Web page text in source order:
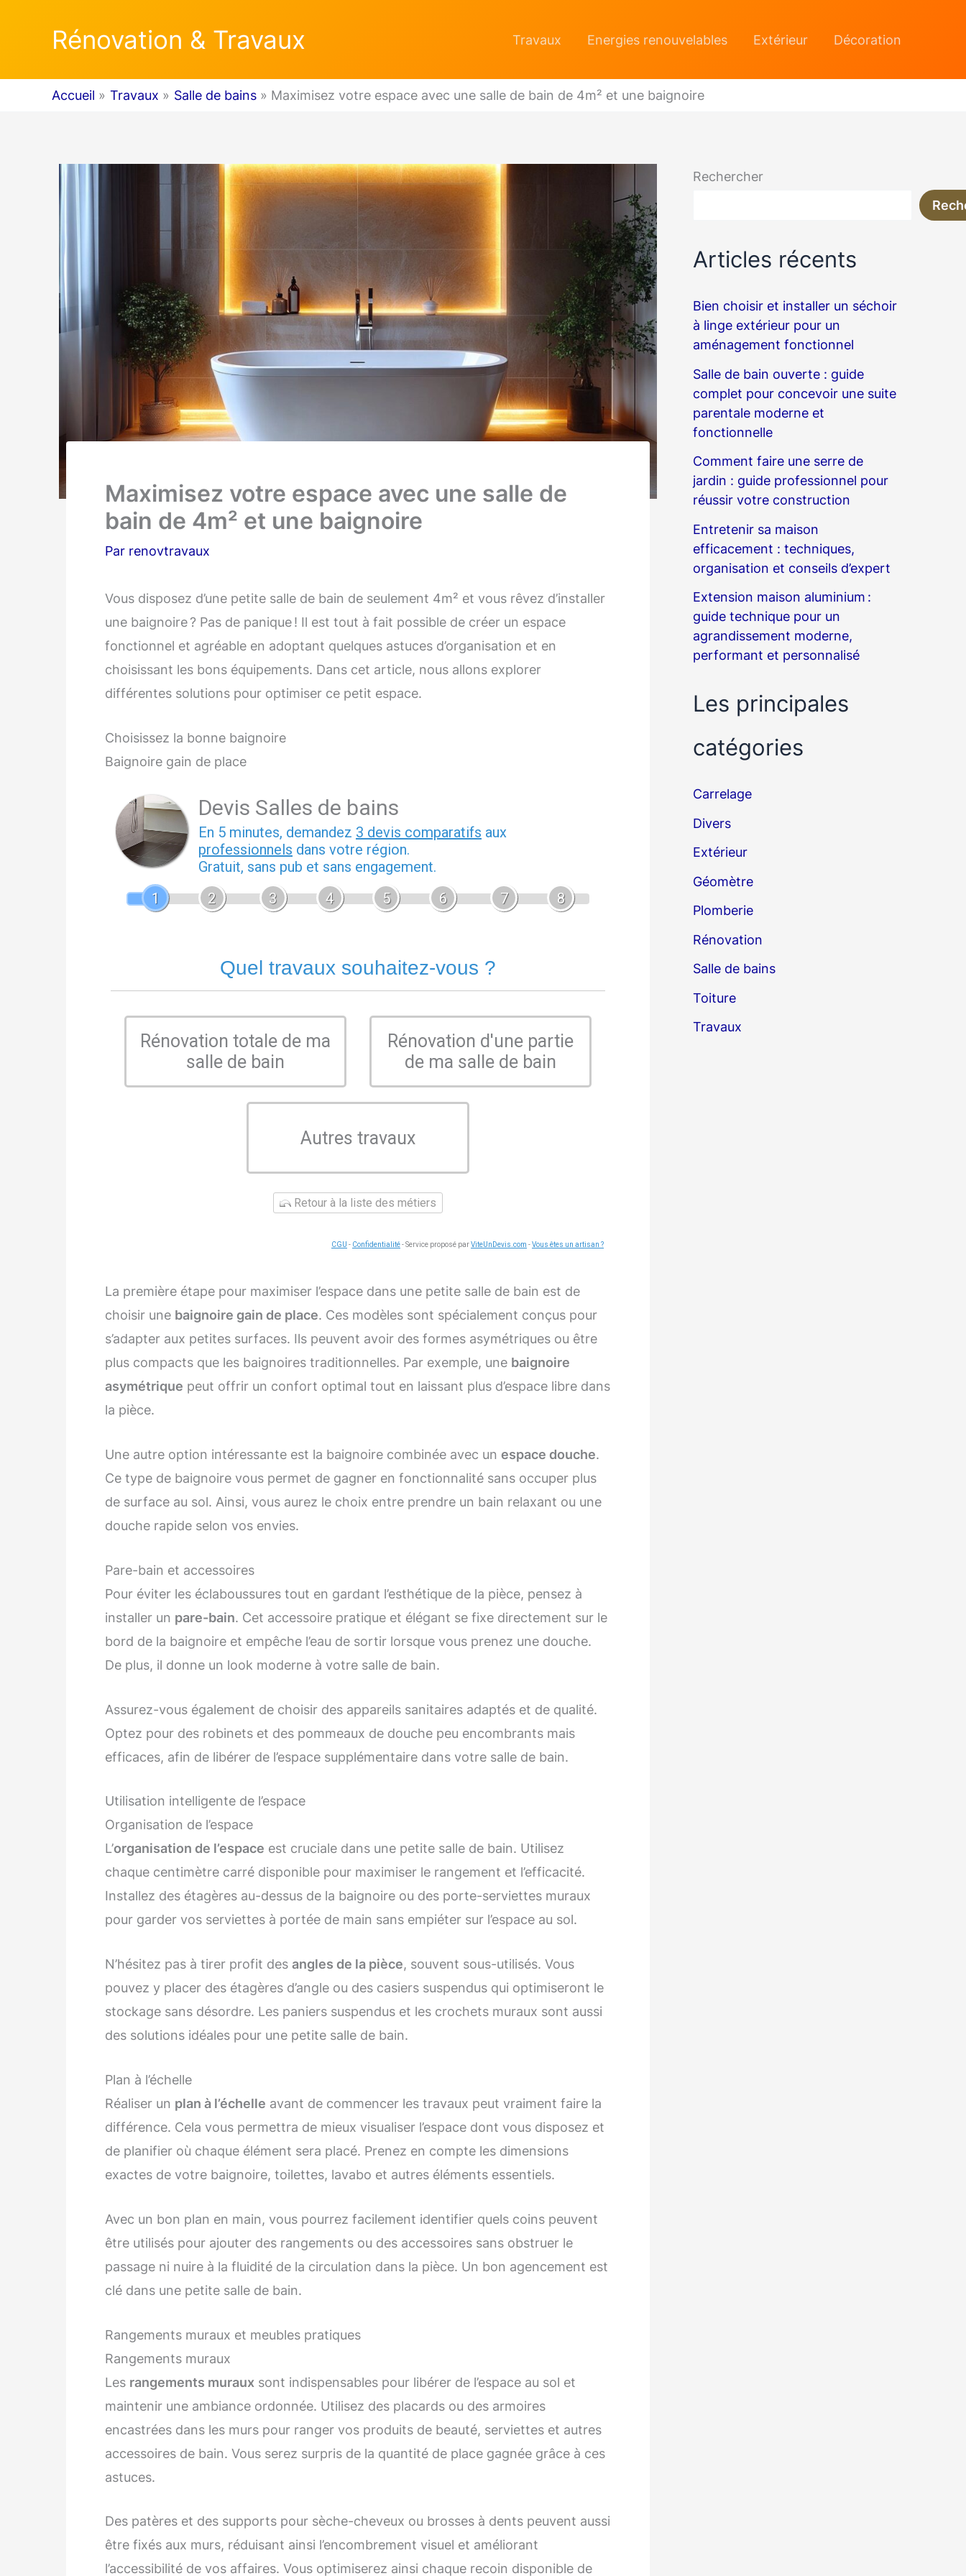
Rénovation & Travaux Travaux Energies renouvelables Extérieur Décoration
Accueil Travaux Salle de bains Maximisez votre espace avec une salle de bain de 4m² et une baignoire
Maximisez votre espace avec une salle de
bain de 4m² et une baignoire
Par renovtravaux
Vous disposez d’une petite salle de bain de seulement 4m² et vous rêvez d’installer
une baignoire ? Pas de panique ! Il est tout à fait possible de créer un espace
fonctionnel et agréable en adoptant quelques astuces d’organisation et en
choisissant les bons équipements. Dans cet article, nous allons explorer
différentes solutions pour optimiser ce petit espace.
Choisissez la bonne baignoire
Baignoire gain de place
Devis Salles de bains
En 5 minutes, demandez 3 devis comparatifs aux
professionnels dans votre région.
Gratuit, sans pub et sans engagement.
1
2 3 4 5 6 7 8
Quel travaux souhaitez-vous ?
Rénovation totale de ma
salle de bain
Rénovation d'une partie
de ma salle de bain
Autres travaux
Retour à la liste des métiers
CGU - Confidentialité- Service proposé parViteUnDevis.com -Vous êtes un artisan ?
La première étape pour maximiser l’espace dans une petite salle de bain est de
choisir une baignoire gain de place. Ces modèles sont spécialement conçus pour
s’adapter aux petites surfaces. Ils peuvent avoir des formes asymétriques ou être
plus compacts que les baignoires traditionnelles. Par exemple, une baignoire
asymétrique peut offrir un confort optimal tout en laissant plus d’espace libre dans
la pièce.
Une autre option intéressante est la baignoire combinée avec un espace douche.
Ce type de baignoire vous permet de gagner en fonctionnalité sans occuper plus
de surface au sol. Ainsi, vous aurez le choix entre prendre un bain relaxant ou une
douche rapide selon vos envies.
Pare-bain et accessoires
Pour éviter les éclaboussures tout en gardant l’esthétique de la pièce, pensez à
installer un pare-bain. Cet accessoire pratique et élégant se fixe directement sur le
bord de la baignoire et empêche l’eau de sortir lorsque vous prenez une douche.
De plus, il donne un look moderne à votre salle de bain.
Assurez-vous également de choisir des appareils sanitaires adaptés et de qualité.
Optez pour des robinets et des pommeaux de douche peu encombrants mais
efficaces, afin de libérer de l’espace supplémentaire dans votre salle de bain.
Utilisation intelligente de l’espace
Organisation de l’espace
L’organisation de l’espace est cruciale dans une petite salle de bain. Utilisez
chaque centimètre carré disponible pour maximiser le rangement et l’efficacité.
Installez des étagères au-dessus de la baignoire ou des porte-serviettes muraux
pour garder vos serviettes à portée de main sans empiéter sur l’espace au sol.
N’hésitez pas à tirer profit des angles de la pièce, souvent sous-utilisés. Vous
pouvez y placer des étagères d’angle ou des casiers suspendus qui optimiseront le
stockage sans désordre. Les paniers suspendus et les crochets muraux sont aussi
des solutions idéales pour une petite salle de bain.
Plan à l’échelle
Réaliser un plan à l’échelle avant de commencer les travaux peut vraiment faire la
différence. Cela vous permettra de mieux visualiser l’espace dont vous disposez et
de planifier où chaque élément sera placé. Prenez en compte les dimensions
exactes de votre baignoire, toilettes, lavabo et autres éléments essentiels.
Avec un bon plan en main, vous pourrez facilement identifier quels coins peuvent
être utilisés pour ajouter des rangements ou des accessoires sans obstruer le
passage ni nuire à la fluidité de la circulation dans la pièce. Un bon agencement est
clé dans une petite salle de bain.
Rangements muraux et meubles pratiques
Rangements muraux
Les rangements muraux sont indispensables pour libérer de l’espace au sol et
maintenir une ambiance ordonnée. Utilisez des placards ou des armoires
encastrées dans les murs pour ranger vos produits de beauté, serviettes et autres
accessoires de bain. Vous serez surpris de la quantité de place gagnée grâce à ces
astuces.
Des patères et des supports pour sèche-cheveux ou brosses à dents peuvent aussi
être fixés aux murs, réduisant ainsi l’encombrement visuel et améliorant
l’accessibilité de vos affaires. Vous optimiserez ainsi chaque recoin disponible de
Rechercher
Articles récents
Bien choisir et installer un séchoir
à linge extérieur pour un
aménagement fonctionnel
Salle de bain ouverte : guide
complet pour concevoir une suite
parentale moderne et
fonctionnelle
Comment faire une serre de
jardin : guide professionnel pour
réussir votre construction
Entretenir sa maison
efficacement : techniques,
organisation et conseils d’expert
Extension maison aluminium :
guide technique pour un
agrandissement moderne,
performant et personnalisé
Les principales
catégories
Carrelage
Divers
Extérieur
Géomètre
Plomberie
Rénovation
Salle de bains
Toiture
Travaux